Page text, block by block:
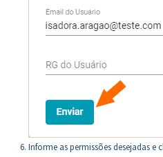
Informe as permissões desejadas e